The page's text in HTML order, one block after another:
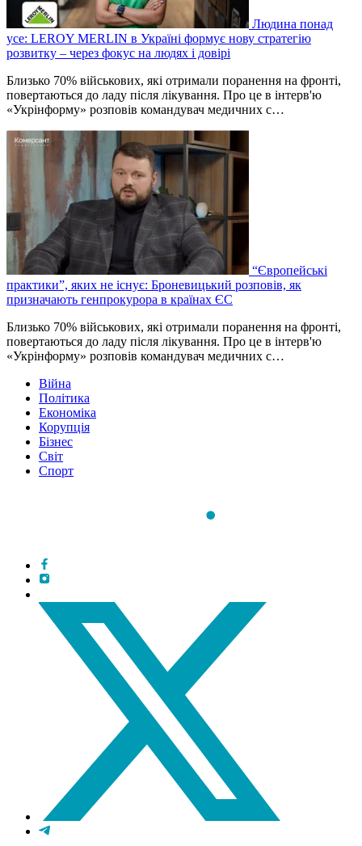
Людина понад
усе: LEROY MERLIN в Україні формує нову стратегію
розвитку – через фокус на людях і довірі
Близько 70% військових, які отримали поранення на фронті,
повертаються до ладу після лікування. Про це в інтерв'ю
«Укрінформу» розповів командувач медичних с…
“Європейські
практики”, яких не існує: Броневицький розповів, як
призначають генпрокурора в країнах ЄС
Близько 70% військових, які отримали поранення на фронті,
повертаються до ладу після лікування. Про це в інтерв'ю
«Укрінформу» розповів командувач медичних с…
Війна
Політика
Економіка
Корупція
Бізнес
Світ
Спорт